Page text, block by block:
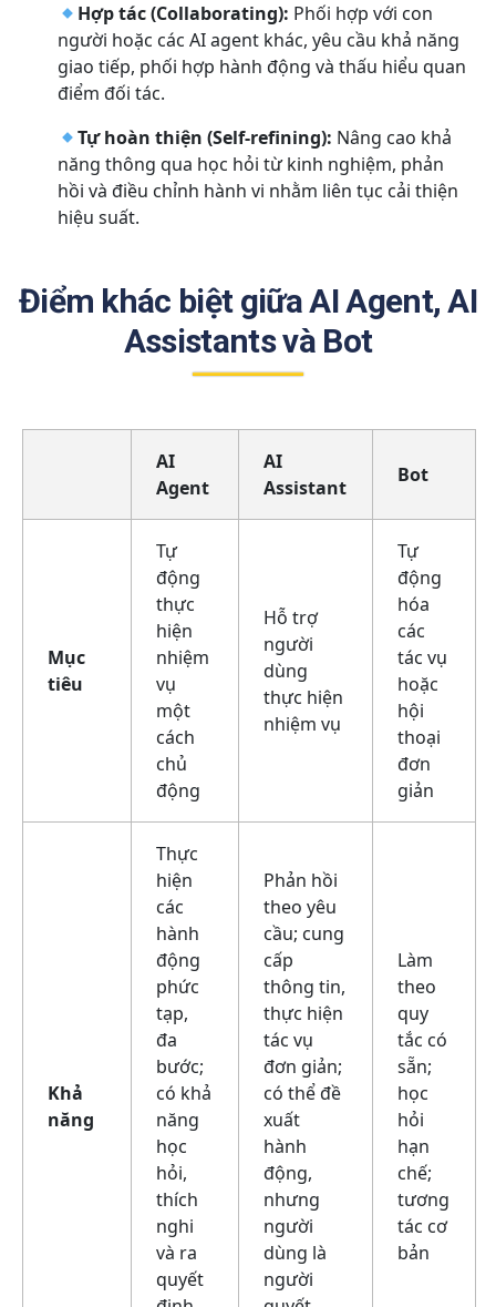
Hợp tác (Collaborating): Phối hợp với con
người hoặc các AI agent khác, yêu cầu khả năng
giao tiếp, phối hợp hành động và thấu hiểu quan
điểm đối tác.
Tự hoàn thiện (Self-refining): Nâng cao khả
năng thông qua học hỏi từ kinh nghiệm, phản
hồi và điều chỉnh hành vi nhằm liên tục cải thiện
hiệu suất.
Điểm khác biệt giữa AI Agent, AI
Assistants và Bot
AI
Agent
AI
Assistant
Bot
Mục
tiêu
Tự
động
thực
hiện
nhiệm
vụ
một
cách
chủ
động
Hỗ trợ
người
dùng
thực hiện
nhiệm vụ
Tự
động
hóa
các
tác vụ
hoặc
hội
thoại
đơn
giản
Khả
năng
Thực
hiện
các
hành
động
phức
tạp,
đa
bước;
có khả
năng
học
hỏi,
thích
nghi
và ra
quyết
Phản hồi
theo yêu
cầu; cung
cấp
thông tin,
thực hiện
tác vụ
đơn giản;
có thể đề
xuất
hành
động,
nhưng
người
dùng là
người
Làm
theo
quy
tắc có
sẵn;
học
hỏi
hạn
chế;
tương
tác cơ
bản